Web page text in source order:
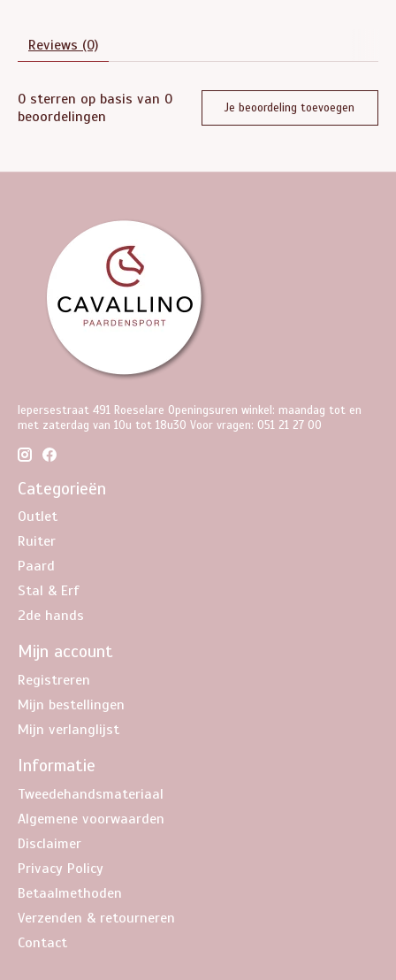
Reviews (0)
0 sterren op basis van 0
beoordelingen
Je beoordeling toevoegen
Iepersestraat 491 Roeselare Openingsuren winkel: maandag tot en
met zaterdag van 10u tot 18u30 Voor vragen: 051 21 27 00
Categorieën
Outlet
Ruiter
Paard
Stal & Erf
2de hands
Mijn account
Registreren
Mijn bestellingen
Mijn verlanglijst
Informatie
Tweedehandsmateriaal
Algemene voorwaarden
Disclaimer
Privacy Policy
Betaalmethoden
Verzenden & retourneren
Contact